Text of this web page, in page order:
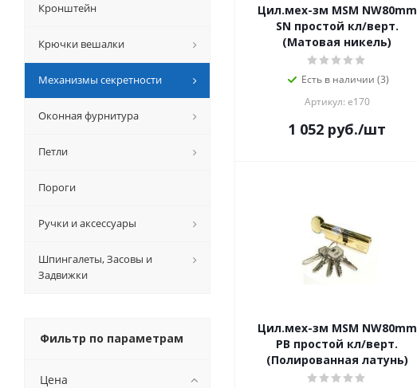
Цил.мех-зм MSM NW80mm
SN простой кл/верт.
(Матовая никель)
Есть в наличии (3)
Артикул: е170
1 052 руб./шт
Цил.мех-зм MSM NW80mm
PB простой кл/верт.
(Полированная латунь)
Кронштейн
Крючки вешалки
Механизмы секретности
Оконная фурнитура
Петли
Пороги
Ручки и аксессуары
Шпингалеты, Засовы и
Задвижки
Фильтр по параметрам
Цена